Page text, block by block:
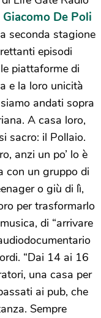
Giacomo De Poli
seconda stagione
episodi
piattaforme di
e la loro unicità
andati sopra
A casa loro,
sacro: il Pollaio.
anzi un po’ lo è
con un gruppo di
o giù di lì,
per trasformarlo
di “arrivare
“Dai 14 ai 16
una casa per
ai pub, che
Sempre